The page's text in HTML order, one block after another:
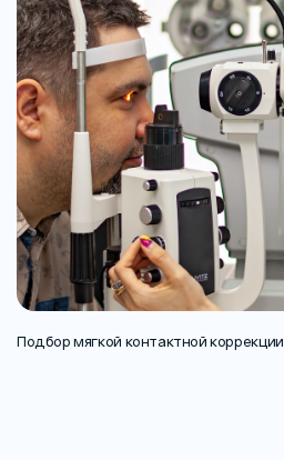
Подбор мягкой контактной коррекции